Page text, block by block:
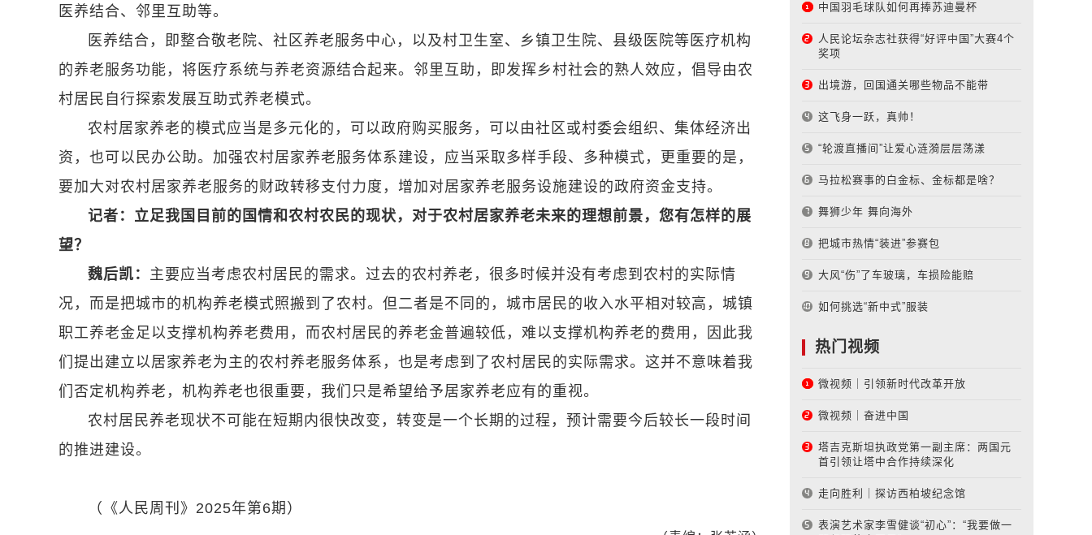
医养结合、邻里互助等。
医养结合，即整合敬老院、社区养老服务中心，以及村卫生室、乡镇卫生院、县级医院等医疗机构
的养老服务功能，将医疗系统与养老资源结合起来。邻里互助，即发挥乡村社会的熟人效应，倡导由农
村居民自行探索发展互助式养老模式。
农村居家养老的模式应当是多元化的，可以政府购买服务，可以由社区或村委会组织、集体经济出
资，也可以民办公助。加强农村居家养老服务体系建设，应当采取多样手段、多种模式，更重要的是，
要加大对农村居家养老服务的财政转移支付力度，增加对居家养老服务设施建设的政府资金支持。
记者：立足我国目前的国情和农村农民的现状，对于农村居家养老未来的理想前景，您有怎样的展
望？
魏后凯： 主要应当考虑农村居民的需求。过去的农村养老，很多时候并没有考虑到农村的实际情
况，而是把城市的机构养老模式照搬到了农村。但二者是不同的，城市居民的收入水平相对较高，城镇
职工养老金足以支撑机构养老费用，而农村居民的养老金普遍较低，难以支撑机构养老的费用，因此我
们提出建立以居家养老为主的农村养老服务体系，也是考虑到了农村居民的实际需求。这并不意味着我
们否定机构养老，机构养老也很重要，我们只是希望给予居家养老应有的重视。
农村居民养老现状不可能在短期内很快改变，转变是一个长期的过程，预计需要今后较长一段时间
的推进建设。
（《人民周刊》2025年第6期）
中国羽毛球队如何再捧苏迪曼杯
人民论坛杂志社获得“好评中国”大赛4个
奖项
出境游，回国通关哪些物品不能带
这飞身一跃，真帅！
“轮渡直播间”让爱心涟漪层层荡漾
马拉松赛事的白金标、金标都是啥？
舞狮少年 舞向海外
把城市热情“装进”参赛包
大风“伤”了车玻璃，车损险能赔
如何挑选“新中式”服装
热门视频
微视频｜引领新时代改革开放
微视频｜奋进中国
塔吉克斯坦执政党第一副主席：两国元
首引领让塔中合作持续深化
走向胜利｜探访西柏坡纪念馆
表演艺术家李雪健谈“初心”：“我要做一